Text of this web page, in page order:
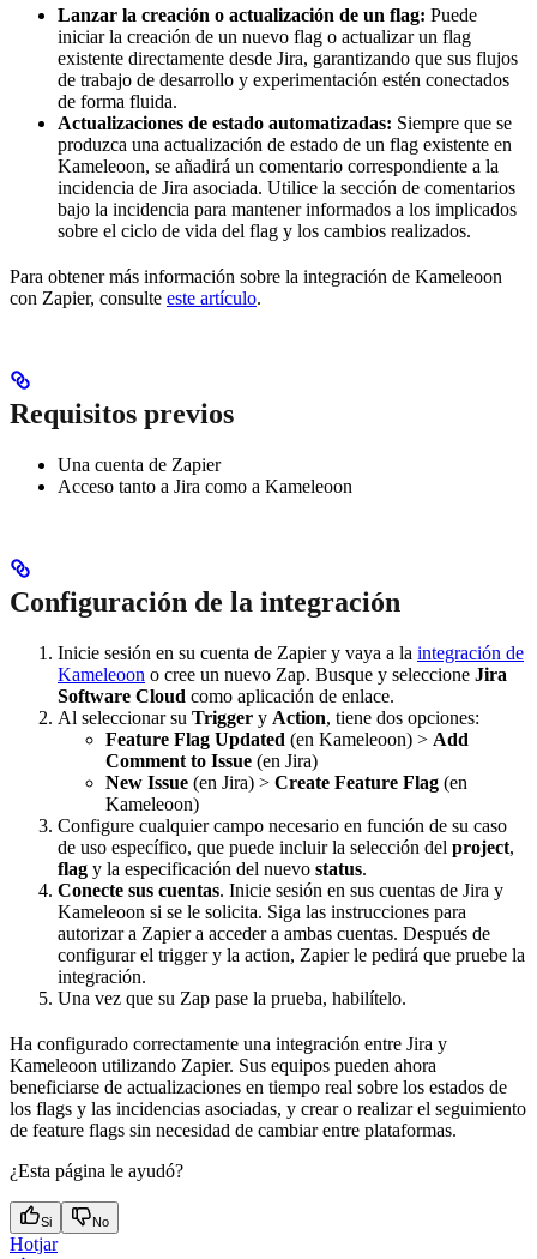
Lanzar la creación o actualización de un flag: Puede
iniciar la creación de un nuevo flag o actualizar un flag
existente directamente desde Jira, garantizando que sus flujos
de trabajo de desarrollo y experimentación estén conectados
de forma fluida.
Actualizaciones de estado automatizadas: Siempre que se
produzca una actualización de estado de un flag existente en
Kameleoon, se añadirá un comentario correspondiente a la
incidencia de Jira asociada. Utilice la sección de comentarios
bajo la incidencia para mantener informados a los implicados
sobre el ciclo de vida del flag y los cambios realizados.
Para obtener más información sobre la integración de Kameleoon
con Zapier, consulte este artículo.
Requisitos previos
Una cuenta de Zapier
Acceso tanto a Jira como a Kameleoon
Configuración de la integración
Inicie sesión en su cuenta de Zapier y vaya a la integración de
Kameleoon o cree un nuevo Zap. Busque y seleccione Jira
Software Cloud como aplicación de enlace.
Al seleccionar su Trigger y Action, tiene dos opciones:
Feature Flag Updated (en Kameleoon) > Add
Comment to Issue (en Jira)
New Issue (en Jira) > Create Feature Flag (en
Kameleoon)
Configure cualquier campo necesario en función de su caso
de uso específico, que puede incluir la selección del project,
flag y la especificación del nuevo status.
Conecte sus cuentas. Inicie sesión en sus cuentas de Jira y
Kameleoon si se le solicita. Siga las instrucciones para
autorizar a Zapier a acceder a ambas cuentas. Después de
configurar el trigger y la action, Zapier le pedirá que pruebe la
integración.
Una vez que su Zap pase la prueba, habilítelo.
Ha configurado correctamente una integración entre Jira y
Kameleoon utilizando Zapier. Sus equipos pueden ahora
beneficiarse de actualizaciones en tiempo real sobre los estados de
los flags y las incidencias asociadas, y crear o realizar el seguimiento
de feature flags sin necesidad de cambiar entre plataformas.
¿Esta página le ayudó?
Si No
Hotjar